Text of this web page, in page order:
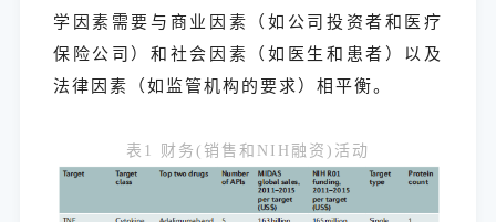
学因素需要与商业因素（如公司投资者和医疗
保险公司）和社会因素（如医生和患者）以及
法律因素（如监管机构的要求）相平衡。
表1 财务(销售和NIH融资)活动